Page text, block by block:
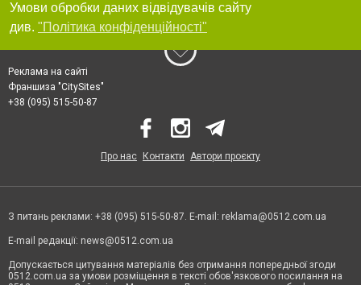
Умови обробки даних відвідувачів сайту
див. "Політика конфіденційності"
Реклама на сайті
Франшиза "CitySites"
+38 (095) 515-50-87
Про нас Контакти Автори проєкту
З питань реклами: +38 (095) 515-50-87. E-mail: reklama@0512.com.ua
E-mail редакції: news@0512.com.ua
Допускається цитування матеріалів без отримання попередньої згоди
0512.com.ua за умови розміщення в тексті обов'язкового посилання на